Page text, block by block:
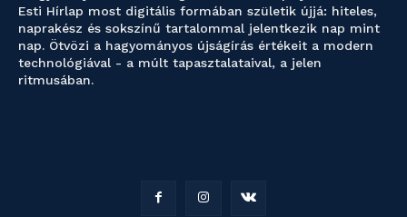
Esti Hírlap most digitális formában születik újjá: hiteles,
naprakész és sokszínű tartalommal jelentkezik nap mint
nap. Ötvözi a hagyományos újságírás értékeit a modern
technológiával - a múlt tapasztalataival, a jelen
ritmusában.